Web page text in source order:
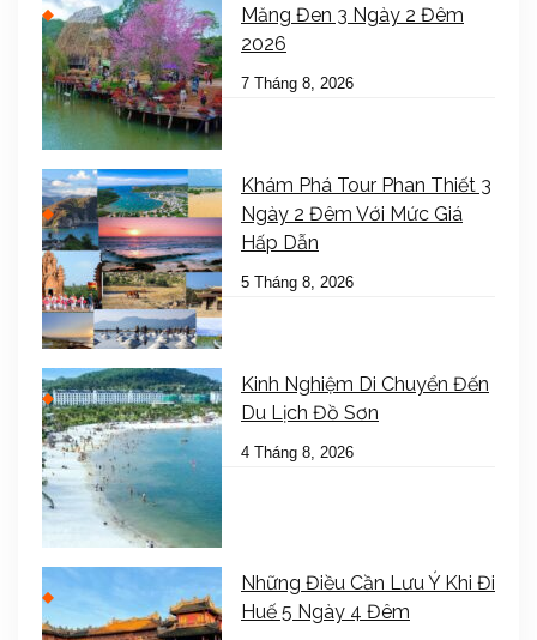
Măng Đen 3 Ngày 2 Đêm
2026
7 Tháng 8, 2026
Khám Phá Tour Phan Thiết 3
Ngày 2 Đêm Với Mức Giá
Hấp Dẫn
5 Tháng 8, 2026
Kinh Nghiệm Di Chuyển Đến
Du Lịch Đồ Sơn
4 Tháng 8, 2026
Những Điều Cần Lưu Ý Khi Đi
Huế 5 Ngày 4 Đêm